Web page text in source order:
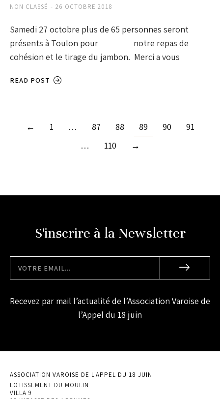
NON CLASSÉ 26 OCTOBRE 2018
Samedi 27 octobre plus de 65 personnes seront
présents à Toulon pour notre repas de
cohésion et le tirage du jambon. Merci a vous
READ POST
← 1 … 87 88 89 90
91
…
110 →
S'inscrire à la Newsletter
Recevez par mail l’actualité de l’Association Varoise de
l’Appel du 18 juin
ASSOCIATION VAROISE DE L'APPEL DU 18 JUIN
LOTISSEMENT DU MOULIN
VILLA 9